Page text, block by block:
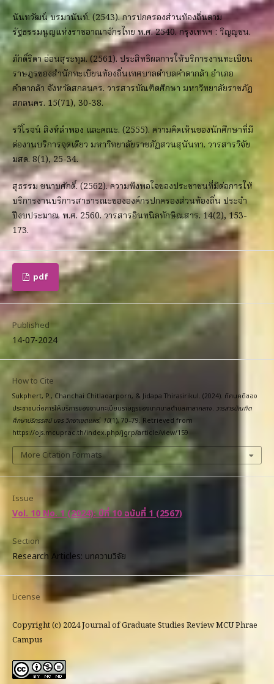
นันทวัฒน์ บรมานันท์. (2543). การปกครองส่วนท้องถิ่นตาม
รัฐธรรมนูญแห่งราชอาณาจักรไทย พ.ศ. 2540. กรุงเทพฯ : วิญญูชน.
ภักดิ์ริดา อ่อนสุระทุม. (2561). ประสิทธิผลการให้บริการงานทะเบียน
ราษฎรของสำนักทะเบียนท้องถิ่นเทศบาลตำบลคำตากล้า อำเภอ
คำตากล้า จังหวัดสกลนคร. วารสารบัณฑิตศึกษา มหาวิทยาลัยราชภัฏ
สกลนคร. 15(71), 30-38.
รวีโรจน์ สิงห์ลำพอง และคณะ. (2555). ความคิดเห็นของนักศึกษาที่มี
ต่องานบริการจุดเดียว มหาวิทยาลัยราชภัฏสวนสุนันทา. วารสารวิจัย
มสด. 8(1), 25-34.
สุธรรม ขนาบศักดิ์. (2562). ความพึงพอใจของประชาชนที่มีต่อการให้
บริการงานบริการสาธารณะขององค์กรปกครองส่วนท้องถิ่น ประจำ
ปีงบประมาณ พ.ศ. 2560. วารสารอินทนิลทักษิณสาร. 14(2), 153-
173.
pdf
Published
14-07-2024
How to Cite
Sukphert, P., Chanchai Chitlaoarporn, & Jidapa Thirasirikul. (2024). ทัศนคติของ
ประชาชนต่อการให้บริการของงานทะเบียนราษฎรของเทศบาลตำบลศาลากลาง. วารสารบัณฑิต
ศึกษาปริทรรศน์ มจร วิทยาเขตแพร่,10(1), 70–79. Retrieved from
https://ojs.mcupr.ac.th/index.php/jgrp/article/view/159
More Citation Formats
Issue
Vol. 10 No. 1 (2024): ปีที่ 10 ฉบับที่ 1 (2567)
Section
Research Articles: บทความวิจัย
License
Copyright (c) 2024 Journal of Graduate Studies Review MCU Phrae
Campus